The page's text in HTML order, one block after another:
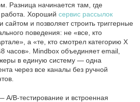
Разница начинается там, где
работа. Хороший сервис рассылок
сайтом и позволяет строить триггерные
поведения: не «все, кто
а «те, кто смотрел категорию X
часов». Mindbox объединяет email,
в единую систему ― одна
через все каналы без ручной
B-тестирование и встроенная